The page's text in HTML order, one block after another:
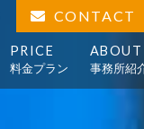
CONTACT
PRICE
料金プラン
ABOUT
事務所紹